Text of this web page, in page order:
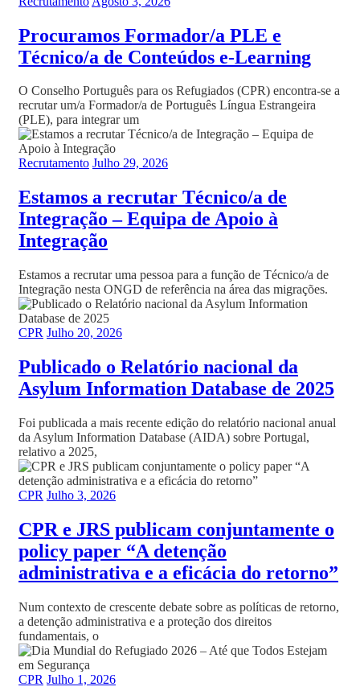
Procuramos Formador/a PLE e
Técnico/a de Conteúdos e-Learning
O Conselho Português para os Refugiados (CPR) encontra-se a
recrutar um/a Formador/a de Português Língua Estrangeira
(PLE), para integrar um
Recrutamento Julho 29, 2026
Estamos a recrutar Técnico/a de
Integração – Equipa de Apoio à
Integração
Estamos a recrutar uma pessoa para a função de Técnico/a de
Integração nesta ONGD de referência na área das migrações.
CPR Julho 20, 2026
Publicado o Relatório nacional da
Asylum Information Database de 2025
Foi publicada a mais recente edição do relatório nacional anual
da Asylum Information Database (AIDA) sobre Portugal,
relativo a 2025,
CPR Julho 3, 2026
CPR e JRS publicam conjuntamente o
policy paper “A detenção
administrativa e a eficácia do retorno”
Num contexto de crescente debate sobre as políticas de retorno,
a detenção administrativa e a proteção dos direitos
fundamentais, o
CPR Julho 1, 2026